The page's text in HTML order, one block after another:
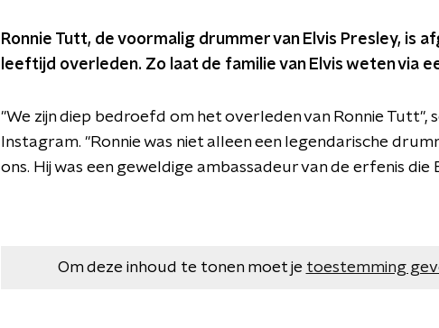
Ronnie Tutt, de voormalig drummer van Elvis Presley, is
leeftijd overleden. Zo laat de familie van Elvis weten via
"We zijn diep bedroefd om het overleden van Ronnie Tutt",
Instagram. "Ronnie was niet alleen een legendarische
ons. Hij was een geweldige ambassadeur van de erfenis
Om deze inhoud te tonen moet je toestemming